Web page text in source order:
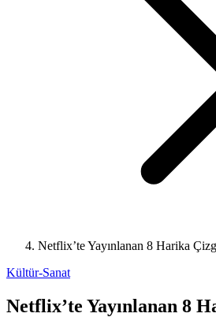
Netflix’te Yayınlanan 8 Harika
Kültür-Sanat
Netflix’te Yayınlanan 8